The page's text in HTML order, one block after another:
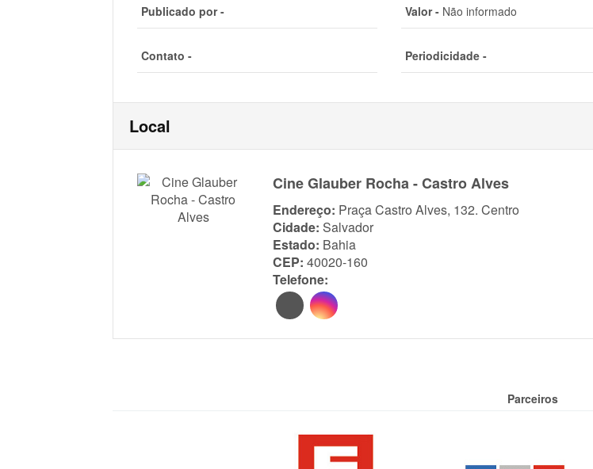
Publicado por - Valor -Não informado
Contato - Periodicidade -
Local
Cine Glauber Rocha - Castro Alves
Endereço: Praça Castro Alves, 132. Centro
Cidade: Salvador
Estado: Bahia
CEP: 40020-160
Telefone:
Parceiros